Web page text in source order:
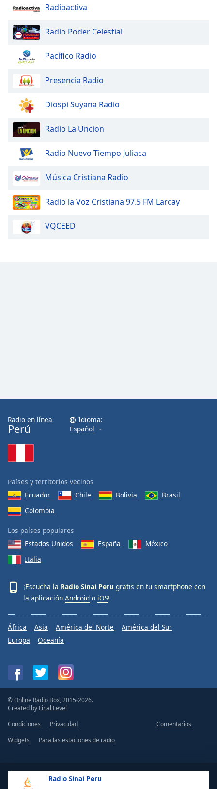
Radio Sinai Peru
Radioactiva
Radio Poder Celestial
Pacífico Radio
Presencia Radio
Diospi Suyana Radio
Radio La Uncion
Radio Nuevo Tiempo Juliaca
Música Cristiana Radio
Radio la Voz Cristiana 97.5 FM Larcay
VQCEED
Radio en línea
Perú
Idioma:
Español
Países y territorios vecinos
Ecuador
Chile Bolivia
Brasil
Colombia
Los países populares
Estados Unidos
España
México
Italia
¡Escucha la Radio Sinai Peru gratis en tu smartphone con
la aplicación Android o iOS!
África Asia América del Norte
América del Sur
Europa
Oceanía
© Online Radio Box, 2015-2026.
Created by Final Level
Condiciones
Privacidad
Comentarios
Widgets
Para las estaciones de radio